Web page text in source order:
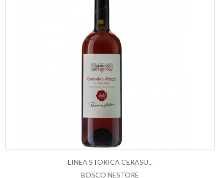
LINEA STORICA CERASU...
BOSCO NESTORE